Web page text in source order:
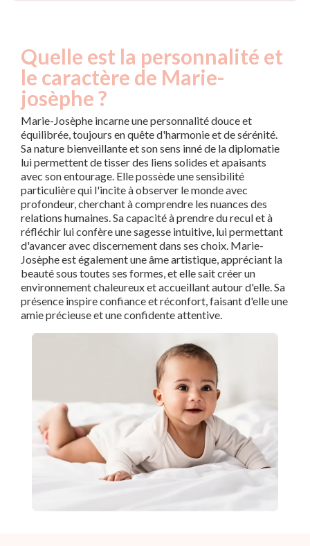
Quelle est la personnalité et
le caractère de Marie-
josèphe ?
Marie-Josèphe incarne une personnalité douce et
équilibrée, toujours en quête d'harmonie et de sérénité.
Sa nature bienveillante et son sens inné de la diplomatie
lui permettent de tisser des liens solides et apaisants
avec son entourage. Elle possède une sensibilité
particulière qui l'incite à observer le monde avec
profondeur, cherchant à comprendre les nuances des
relations humaines. Sa capacité à prendre du recul et à
réfléchir lui confère une sagesse intuitive, lui permettant
d'avancer avec discernement dans ses choix. Marie-
Josèphe est également une âme artistique, appréciant la
beauté sous toutes ses formes, et elle sait créer un
environnement chaleureux et accueillant autour d'elle. Sa
présence inspire confiance et réconfort, faisant d'elle une
amie précieuse et une confidente attentive.